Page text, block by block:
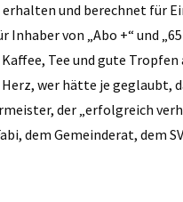
und berechnet für
von „Abo +“ und
Tee und gute
wer hätte je geglaubt,
der „erfolgreich
dem Gemeinderat, dem